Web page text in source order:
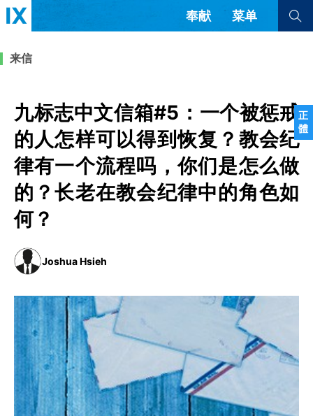
正
體
奉献 菜单
来信
教会带领 解经式讲道与神学
福音传讲与宣教
团契生活与祷告
查看全部
查看全部
隐私条款 其他的模式
简体中文
西班牙语
乌兹别克语
法语
越南语
韩语
土耳其语
阿拉伯语
阿尔巴尼亚语
塞尔维亚语 柬埔寨语
来信
九标志中文信箱#5：一个被惩戒
的人怎样可以得到恢复？教会纪
律有一个流程吗，你们是怎么做
的？长老在教会纪律中的角色如
何？
Joshua Hsieh